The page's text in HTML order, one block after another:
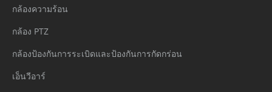
กล้องความร้อน
กล้อง PTZ
กล้องป้องกันการระเบิดและป้องกันการกัดกร่อน
เอ็นวีอาร์